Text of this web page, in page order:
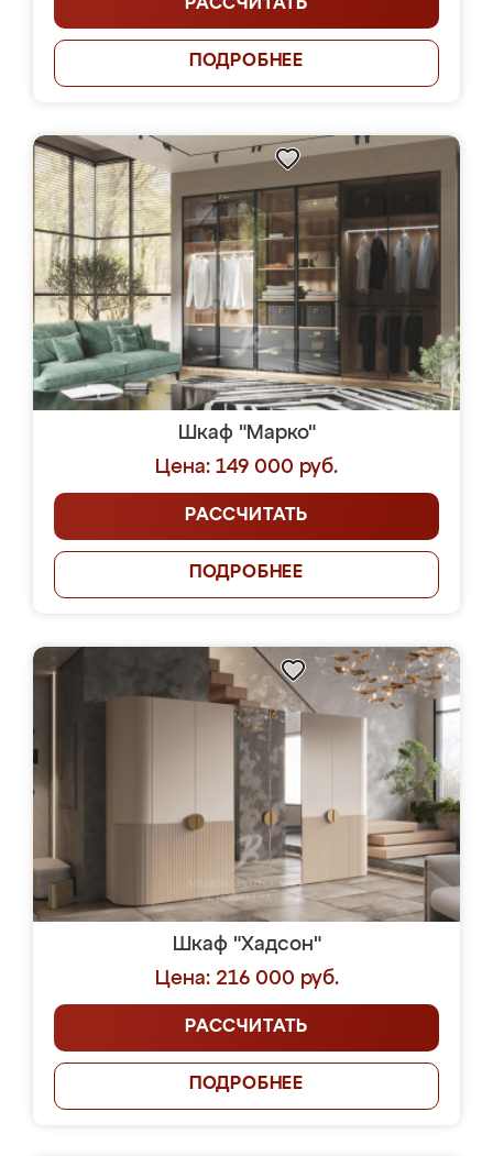
РАССЧИТАТЬ
ПОДРОБНЕЕ
Шкаф "Марко"
Цена: 149 000 руб.
РАССЧИТАТЬ
ПОДРОБНЕЕ
Шкаф "Хадсон"
Цена: 216 000 руб.
РАССЧИТАТЬ
ПОДРОБНЕЕ